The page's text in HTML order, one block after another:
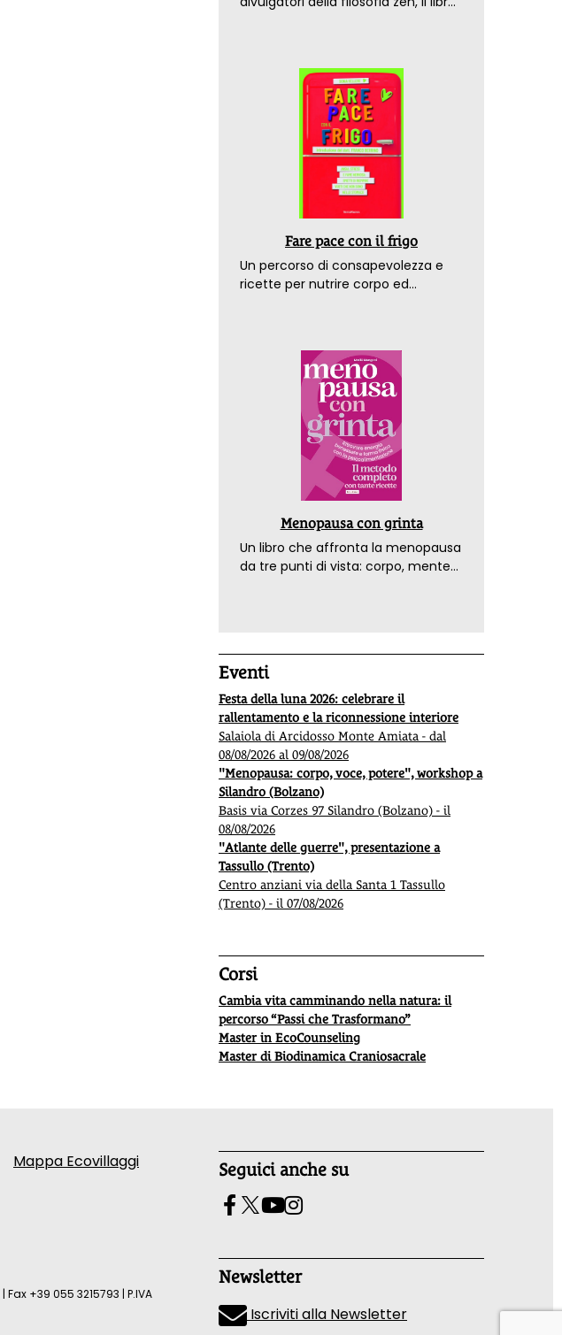
Fare pace con il frigo
Un percorso di consapevolezza e
ricette per nutrire corpo ed
Menopausa con grinta
Un libro che affronta la menopausa
da tre punti di vista: corpo, mente
Eventi
Festa della luna 2026: celebrare il
rallentamento e la riconnessione interiore
Salaiola di Arcidosso Monte Amiata - dal
08/08/2026 al 09/08/2026
"Menopausa: corpo, voce, potere", workshop a
Silandro (Bolzano)
Basis via Corzes 97 Silandro (Bolzano) - il
08/08/2026
"Atlante delle guerre", presentazione a
Tassullo (Trento)
Centro anziani via della Santa 1 Tassullo
(Trento) - il 07/08/2026
Corsi
Cambia vita camminando nella natura: il
percorso “Passi che Trasformano”
Master in EcoCounseling
Master di Biodinamica Craniosacrale
Mappa Ecovillaggi Seguici anche su
Newsletter
Iscriviti alla Newsletter
| Fax +39 055 3215793 | P.IVA